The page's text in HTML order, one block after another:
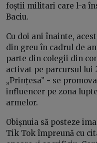
foștii militari care l-a
Baciu.
Cu doi ani înainte,
din greu în cadrul de
parte din colegii din
activat pe parcursul lui
„Prințesa” - se
influencer pe zona
armelor.
Obișnuia să posteze
Tik Tok împreună cu